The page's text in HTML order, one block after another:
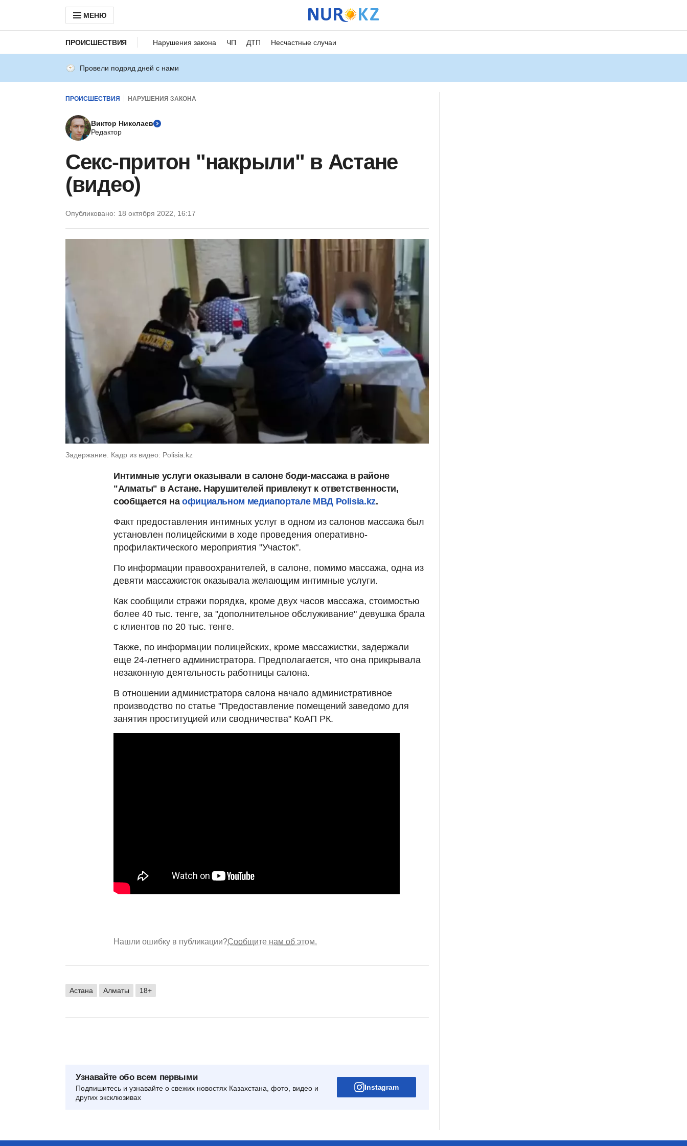
МЕНЮ
ПРОИСШЕСТВИЯ Нарушения закона ЧП ДТП Несчастные случаи
Провели подряд дней с нами
ПРОИСШЕСТВИЯ НАРУШЕНИЯ ЗАКОНА
Виктор Николаев
Редактор
Секс-притон "накрыли" в Астане
(видео)
Опубликовано: 18 октября 2022, 16:17
Задержание. Кадр из видео: Polisia.kz
Интимные услуги оказывали в салоне боди-массажа в районе
"Алматы" в Астане. Нарушителей привлекут к ответственности,
сообщается на официальном медиапортале МВД Polisia.kz.
Факт предоставления интимных услуг в одном из салонов массажа был
установлен полицейскими в ходе проведения оперативно-
профилактического мероприятия "Участок".
По информации правоохранителей, в салоне, помимо массажа, одна из
девяти массажисток оказывала желающим интимные услуги.
Как сообщили стражи порядка, кроме двух часов массажа, стоимостью
более 40 тыс. тенге, за "дополнительное обслуживание" девушка брала
с клиентов по 20 тыс. тенге.
Также, по информации полицейских, кроме массажистки, задержали
еще 24-летнего администратора. Предполагается, что она прикрывала
незаконную деятельность работницы салона.
В отношении администратора салона начало административное
производство по статье "Предоставление помещений заведомо для
занятия проституцией или сводничества" КоАП РК.
Нашли ошибку в публикации?Сообщите нам об этом.
Астана Алматы 18+
Узнавайте обо всем первыми
Подпишитесь и узнавайте о свежих новостях Казахстана, фото, видео и
других эксклюзивах
Instagram